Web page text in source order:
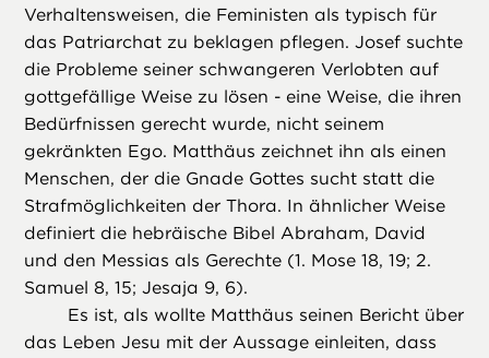
Verhaltensweisen, die Feministen als typisch für
das Patriarchat zu beklagen pflegen. Josef suchte
die Probleme seiner schwangeren Verlobten auf
gottgefällige Weise zu lösen - eine Weise, die ihren
Bedürfnissen gerecht wurde, nicht seinem
gekränkten Ego. Matthäus zeichnet ihn als einen
Menschen, der die Gnade Gottes sucht statt die
Strafmöglichkeiten der Thora. In ähnlicher Weise
definiert die hebräische Bibel Abraham, David
und den Messias als Gerechte (1. Mose 18, 19; 2.
Samuel 8, 15; Jesaja 9, 6).
Es ist, als wollte Matthäus seinen Bericht über
das Leben Jesu mit der Aussage einleiten, dass